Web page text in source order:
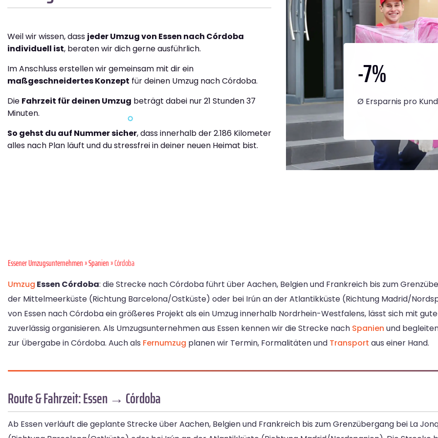
Weil wir wissen, dass jeder Umzug von Essen nach Córdoba
individuell ist, beraten wir dich gerne ausführlich.
Im Anschluss erstellen wir gemeinsam mit dir ein
maßgeschneidertes Konzept für deinen Umzug nach Córdoba.
Die Fahrzeit für deinen Umzug beträgt dabei nur 21 Stunden 37
Minuten.
So gehst du auf Nummer sicher, dass innerhalb der 2.186 Kilometer
alles nach Plan läuft und du stressfrei in deiner neuen Heimat bist.
-7%
Ø Ersparnis pro
Essener Umzugsunternehmen»Spanien» Córdoba
Umzug Essen Córdoba: die Strecke nach Córdoba führt über Aachen, Belgien und Frankreich bis zum
der Mittelmeerküste (Richtung Barcelona/Ostküste) oder bei Irún an der Atlantikküste (Richtung Madrid/
von Essen nach Córdoba ein größeres Projekt als ein Umzug innerhalb Nordrhein-Westfalens, lässt sich mit
zuverlässig organisieren. Als Umzugsunternehmen aus Essen kennen wir die Strecke nach Spanien und
zur Übergabe in Córdoba. Auch als Fernumzug planen wir Termin, Formalitäten und Transport aus einer Hand.
Route & Fahrzeit: Essen → Córdoba
Ab Essen verläuft die geplante Strecke über Aachen, Belgien und Frankreich bis zum Grenzübergang bei La